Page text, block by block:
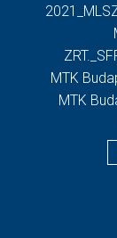
MTK
MTK